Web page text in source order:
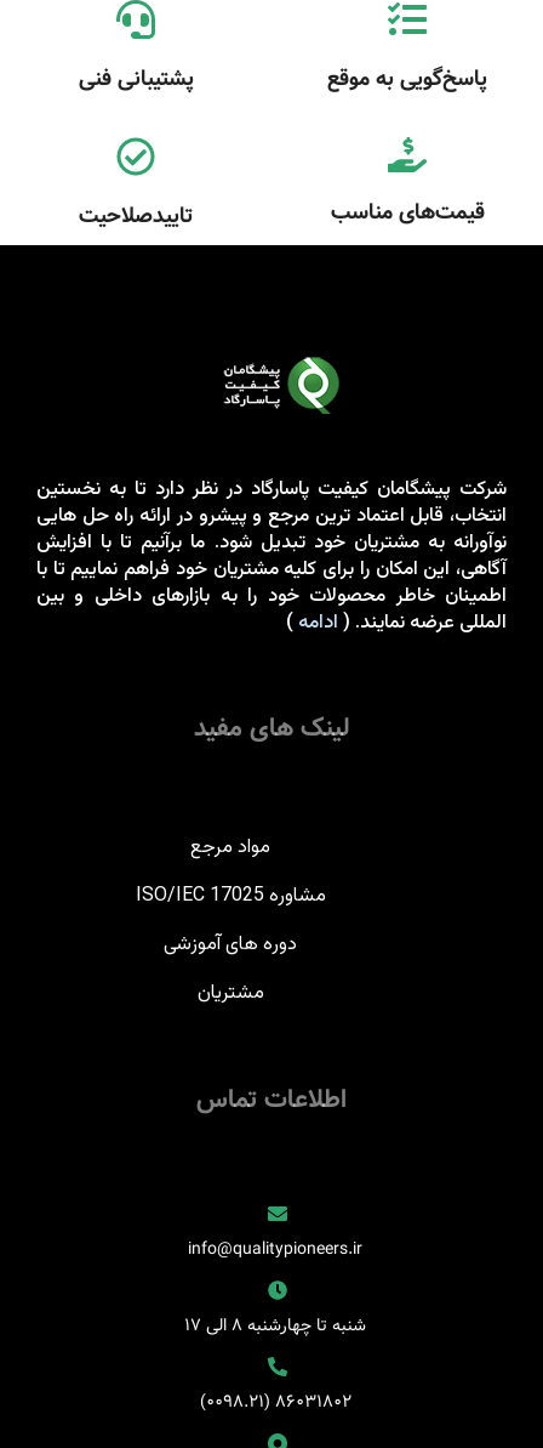
پاسخ‌گویی به موقع پشتیبانی فنی
قیمت‌های مناسب تاییدصلاحیت
شرکت پيشگامان کيفيت پاسارگاد در نظر دارد تا به نخستين
انتخاب، قابل اعتماد ترين مرجع و پيشرو در ارائه راه حل هايی
نوآورانه به مشتريان خود تبدیل شود. ما برآنيم تا با افزايش
آگاهی، اين امکان را برای کليه مشتريان خود فراهم نماييم تا با
اطمينان خاطر محصولات خود را به بازارهای داخلی و بین
المللی عرضه نمايند. ( ادامه )
لینک های مفید
مواد مرجع
مشاوره ISO/IEC 17025
دوره های آموزشی
مشتریان
اطلاعات تماس
‌ شنبه تا چهارشنبه ۸ الی ۱۷
‌ ۸۶۰۳۱۸۰۲ (۰۰۹۸.۲۱)